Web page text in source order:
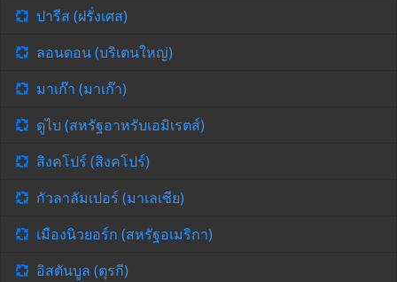
ปารีส (ฝรั่งเศส)
ลอนดอน (บริเตนใหญ่)
มาเก๊า (มาเก๊า)
ดูไบ (สหรัฐอาหรับเอมิเรตส์)
สิงคโปร์ (สิงคโปร์)
กัวลาลัมเปอร์ (มาเลเซีย)
เมืองนิวยอร์ก (สหรัฐอเมริกา)
อิสตันบูล (ตุรกี)